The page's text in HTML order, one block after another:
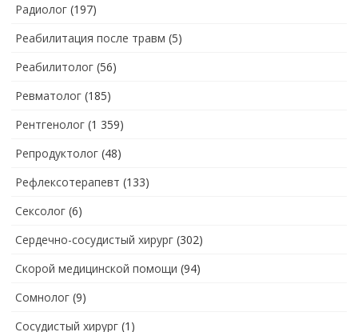
Радиолог (197)
Реабилитация после травм (5)
Реабилитолог (56)
Ревматолог (185)
Рентгенолог (1 359)
Репродуктолог (48)
Рефлексотерапевт (133)
Сексолог (6)
Сердечно-сосудистый хирург (302)
Скорой медицинской помощи (94)
Сомнолог (9)
Сосудистый хирург (1)